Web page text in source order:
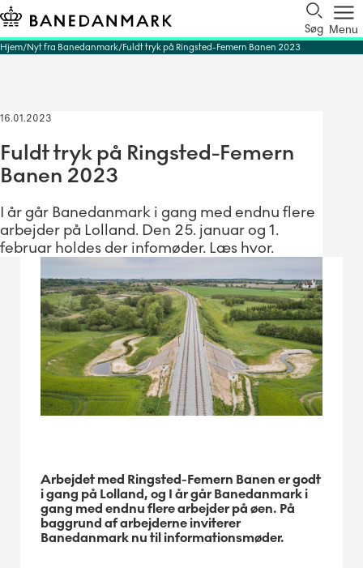
Søg Menu
Hjem Nyt fra Banedanmark Fuldt tryk på Ringsted-Femern Banen 2023
16.01.2023
Fuldt tryk på Ringsted-Femern
Banen 2023
I år går Banedanmark i gang med endnu flere
arbejder på Lolland. Den 25. januar og 1.
februar holdes der infomøder. Læs hvor.
Arbejdet med Ringsted-Femern Banen er godt
i gang på Lolland, og I år går Banedanmark i
gang med endnu flere arbejder på øen. På
baggrund af arbejderne inviterer
Banedanmark nu til informationsmøder.